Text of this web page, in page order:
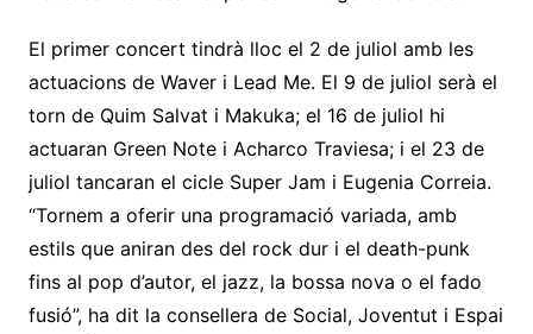
El primer concert tindrà lloc el 2 de juliol amb les
actuacions de Waver i Lead Me. El 9 de juliol serà el
torn de Quim Salvat i Makuka; el 16 de juliol hi
actuaran Green Note i Acharco Traviesa; i el 23 de
juliol tancaran el cicle Super Jam i Eugenia Correia.
“Tornem a oferir una programació variada, amb
estils que aniran des del rock dur i el death-punk
fins al pop d’autor, el jazz, la bossa nova o el fado
fusió”, ha dit la consellera de Social, Joventut i Espai